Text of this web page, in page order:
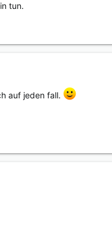
tun.
auf jeden fall.